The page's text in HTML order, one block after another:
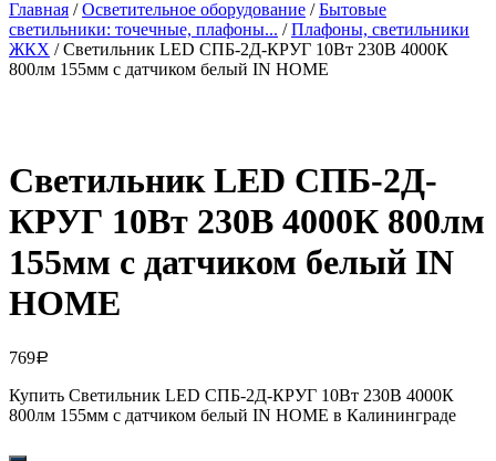
Главная /Осветительное оборудование /Бытовые
светильники: точечные, плафоны... /Плафоны, светильники
ЖКХ / Светильник LED СПБ-2Д-КРУГ 10Вт 230В 4000К
800лм 155мм с датчиком белый IN HOME
Светильник LED СПБ-2Д-
КРУГ 10Вт 230В 4000К 800лм
155мм с датчиком белый IN
HOME
769Р
Купить Светильник LED СПБ-2Д-КРУГ 10Вт 230В 4000К
800лм 155мм с датчиком белый IN HOME в Калининграде